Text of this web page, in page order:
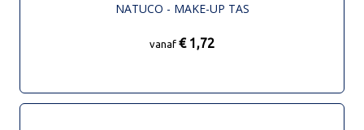
NATUCO - MAKE-UP TAS
vanaf € 1,72